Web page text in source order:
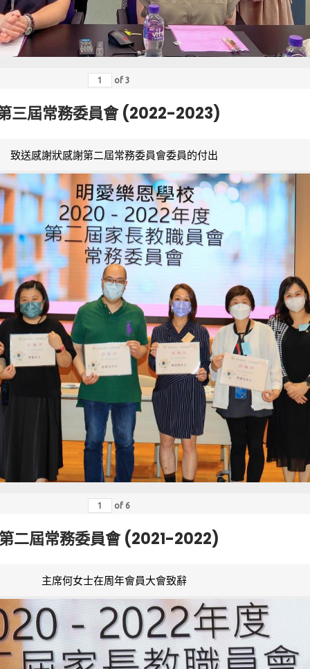
of 3
三屆常務委員會 (2022-2023)
致送感謝狀感謝第二屆常務委員會委員的付出
of 6
二屆常務委員會 (2021-2022)
主席何女士在周年會員大會致辭